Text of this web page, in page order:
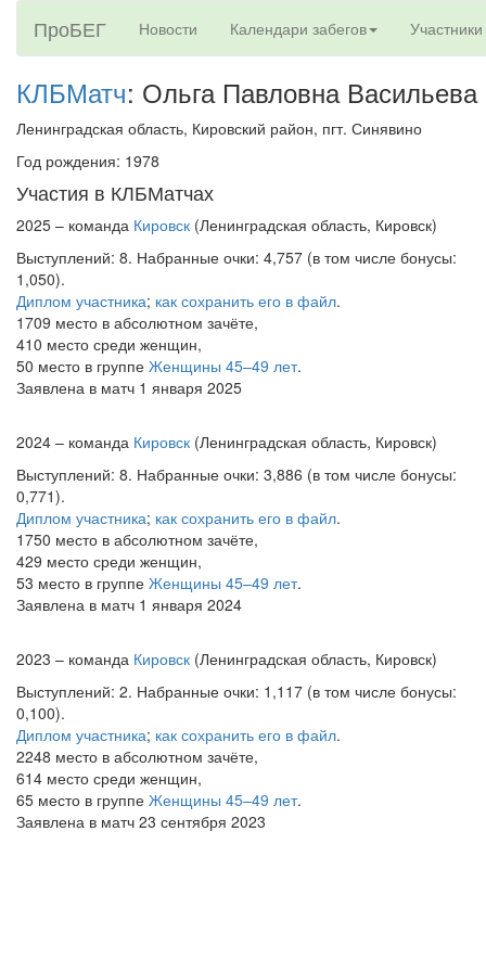
ПроБЕГ Новости Календари забегов
КЛБМатч: Ольга Павловна Васильева
Ленинградская область, Кировский район, пгт. Синявино
Год рождения: 1978
Участия в КЛБМатчах
2025 – команда Кировск (Ленинградская область, Кировск)
Выступлений: 8. Набранные очки: 4,757 (в том числе бонусы:
1,050).
Диплом участника; как сохранить его в файл.
1709 место в абсолютном зачёте,
410 место среди женщин,
50 место в группе Женщины 45–49 лет.
Заявлена в матч 1 января 2025
2024 – команда Кировск (Ленинградская область, Кировск)
Выступлений: 8. Набранные очки: 3,886 (в том числе бонусы:
0,771).
Диплом участника; как сохранить его в файл.
1750 место в абсолютном зачёте,
429 место среди женщин,
53 место в группе Женщины 45–49 лет.
Заявлена в матч 1 января 2024
2023 – команда Кировск (Ленинградская область, Кировск)
Выступлений: 2. Набранные очки: 1,117 (в том числе бонусы:
0,100).
Диплом участника; как сохранить его в файл.
2248 место в абсолютном зачёте,
614 место среди женщин,
65 место в группе Женщины 45–49 лет.
Заявлена в матч 23 сентября 2023